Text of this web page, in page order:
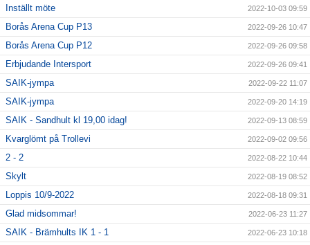
Inställt möte 2022-10-03 09:59
Borås Arena Cup P13 2022-09-26 10:47
Borås Arena Cup P12 2022-09-26 09:58
Erbjudande Intersport 2022-09-26 09:41
SAIK-jympa 2022-09-22 11:07
SAIK-jympa 2022-09-20 14:19
SAIK - Sandhult kl 19,00 idag! 2022-09-13 08:59
Kvarglömt på Trollevi 2022-09-02 09:56
2 - 2 2022-08-22 10:44
Skylt 2022-08-19 08:52
Loppis 10/9-2022 2022-08-18 09:31
Glad midsommar! 2022-06-23 11:27
SAIK - Brämhults IK 1 - 1 2022-06-23 10:18